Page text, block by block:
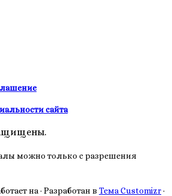
сайта
можно только с разрешения
на· Разработан в Тема Customizr·